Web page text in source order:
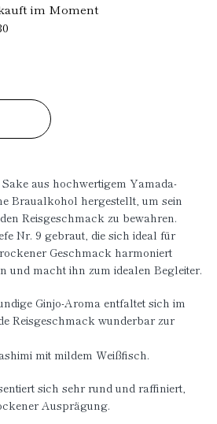
im Moment
aus hochwertigem Yamada-
Braualkohol hergestellt, um sein
Reisgeschmack zu bewahren.
Nr. 9 gebraut, die sich ideal für
Geschmack harmoniert
und macht ihn zum idealen Begleiter.
Ginjo-Aroma entfaltet sich im
Reisgeschmack wunderbar zur
mit mildem Weißfisch.
sich sehr rund und raffiniert,
Ausprägung.